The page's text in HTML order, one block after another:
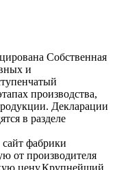
Собственная
и
производства,
Декларации
в разделе
фабрики
от производителя
цену.Крупнейший